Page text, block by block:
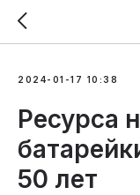
2024-01-17 10:38
Ресурса
50 лет